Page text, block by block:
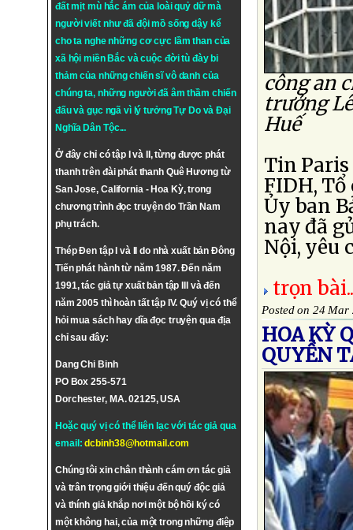
đất mịt mù hắc ám của loài quỷ dữ mà
người viết như đã đội mồ sống dậy kể
cho ta nghe những cơ cực lầm than của
xã hội miền Bắc và cuộc đời tù đày bi
thảm của những chiến sĩ vô danh của
chúng ta, những người đã âm thầm chiến
đấu và gục ngã vì lý tưởngTự DovàĐại
Nghĩa Dân Tộc...
Ở đây chỉ có tập I và II, từng được phát
thanh trên đài phát thanh Quê Hương từ
San Jose, California - Hoa Kỳ, trong
chương trình đọc truyện do Trần Nam
phụ trách.
Thép Đen tập I và II do nhà xuất bản Đông
Tiến phát hành từ năm 1987. Đến năm
1991, tác giả tự xuất bản tập III và đến
năm 2005 thì hoàn tất tập IV. Quý vị có thể
hỏi mua sách hay dĩa đọc truyện qua địa
chỉ sau đây:
Dang Chi Binh
PO Box 255-571
Dorchester, MA. 02125, USA
Hoặc quý vị có thể liên lạc với tác giả qua
email:dcbinh38@hotmail.com
Chúng tôi xin chân thành cám ơn tác giả
và trân trọng giới thiệu đến quý độc giả
và thính giả khắp nơi một bộ hồi ký có
một không hai, của một trong những điệp
công an
trưởng
Huế
Tin
FIDH,
Ủy ban
nay đã
Nội, yêu
trọn
Posted on 24 Mar
HOA KỲ
QUYỀN